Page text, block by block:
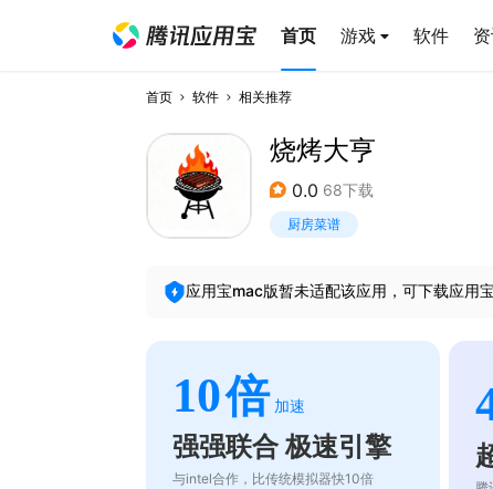
首页 游戏 软件
首页 软件 相关推荐
烧烤大亨
0.0 68下载
厨房菜谱
应用宝mac版暂未适配该应用，可下载应用
10倍 加速
强强联合 极速引擎
与intel合作，比传统模拟器快10倍